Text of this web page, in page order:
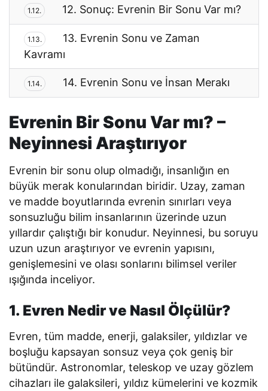
1.12. 12. Sonuç: Evrenin Bir Sonu Var mı?
1.13.
13. Evrenin Sonu ve Zaman
Kavramı
1.14. 14. Evrenin Sonu ve İnsan Merakı
Evrenin Bir Sonu Var mı? –
Neyinnesi Araştırıyor
Evrenin bir sonu olup olmadığı, insanlığın en
büyük merak konularından biridir. Uzay, zaman
ve madde boyutlarında evrenin sınırları veya
sonsuzluğu bilim insanlarının üzerinde uzun
yıllardır çalıştığı bir konudur. Neyinnesi, bu soruyu
uzun uzun araştırıyor ve evrenin yapısını,
genişlemesini ve olası sonlarını bilimsel veriler
ışığında inceliyor.
1. Evren Nedir ve Nasıl Ölçülür?
Evren, tüm madde, enerji, galaksiler, yıldızlar ve
boşluğu kapsayan sonsuz veya çok geniş bir
bütündür. Astronomlar, teleskop ve uzay gözlem
cihazları ile galaksileri, yıldız kümelerini ve kozmik